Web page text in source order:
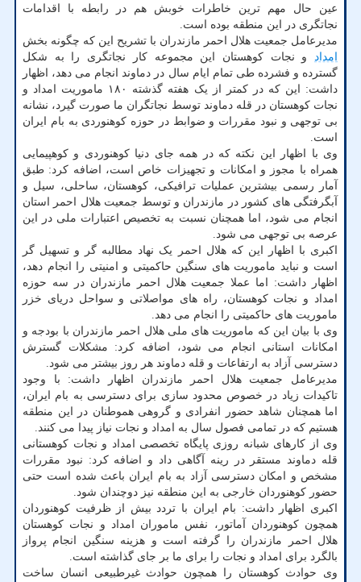
عین حال مهم ترین خاطرات خوبش هم در رابطه با اقدامات
نجاتگری در این منطقه بوده است.
مدیرعامل جمعیت هلال احمر مازندران با تشریح این که چگونه بخش
امداد و نجات کوهستان این مجموعه کار نجاتگری را به شکل
گسترده و فشرده طی تمام ایام سال در دماوند انجام می دهد، اظهار
داشت: این که در کمتر از یک هفته گذشته ۱۸۰ ماموریت امداد و
نجات کوهستان در قله دماوند توسط نجاتگران ما صورت گیرد، نشانه
بی توجهی و نبود مقررات و ضوابط در حوزه کوهنوردی به بام ایران
است.
وی با اظهار این نکته که در همه جای دنیا کوهنوردی و کوهپیمایی
همراه با مجوز و امکانات و تجهیزات خاص است، اضافه کرد: طبق
آمار رسمی بیشترین عملیات ترافیکی، کوهستان، ساحلی، سیل و
آبگرفتگی های کشور در مازندران و توسط جمعیت هلال احمر استان
انجام می شود، اما همچنان نسبت به تخصیص اعتبارات ملی در این
عرصه بی توجهی می شود.
اکبری با اظهار این که هلال احمر یک نهاد مطالبه گر و تسهیل گر
است و نباید ماموریت های سنگین حاکمیتی و امنیتی را انجام دهد،
اظهار داشت: اما عملا جمعیت هلال احمر مازندران در سه حوزه
امداد و نجات کوهستان، راه های مواصلاتی و سواحل دریای خزر
ماموریت های حاکمیتی را انجام می دهد.
وی با بیان این که ماموریت های ملی هلال احمر مازندران با بودجه و
امکانات استانی انجام می شود، اضافه کرد: مشکلات گسترش
دسترسی آزاد به ارتفاعات و قله دماوند هر روز بیشتر می شود.
مدیرعامل جمعیت هلال احمر مازندران اظهار داشت: با وجود
تاکیدات زیاد در خصوص محدود سازی برای دسترسی به بام ایران،
اما همچنان شاهد حضور انفرادی و گروهی هموطنان در این منطقه
هستیم که در تمامی فصول سال به امداد و نجات نیاز پیدا می کنند.
وی از کارهای شبانه روزی پایگاه تخصصی امداد و نجات کوهستانی
قله دماوند مستقر در رینه آگاهی داد و اضافه کرد: نبود مقررات
مشخص و امکان دسترسی آزاد به بام ایران باعث شده است حتی
حضور کوهنوردان خارجی به این منطقه نیز دوچندان شود.
اکبری اظهار داشت: بام ایران با تردد بیش از ظرفیت کوهنوردان
همچون کوهنوردان آماتور، نفس ماموران امداد و نجات کوهستان
هلال احمر مازندران را گرفته است و هزینه سنگین انجام پرواز
بالگرد برای امداد و نجات را برای ما بر جای گذاشته است.
وی حوادث کوهستان را همچون حوادث غیرطبیعی انسان ساخت